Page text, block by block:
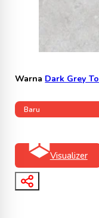
Warna Dark Grey
Baru
Visualizer